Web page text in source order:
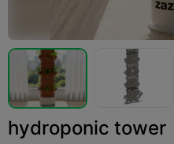
hydroponic tower